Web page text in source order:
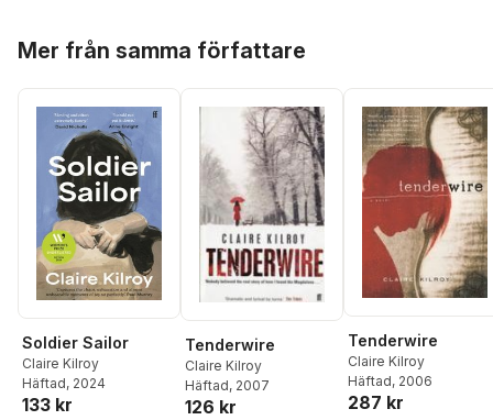
Mer från samma författare
Soldier Sailor
Claire Kilroy
Häftad, 2024
133 kr
Tenderwire
Claire Kilroy
Häftad, 2007
126 kr
Tenderwire
Claire Kilroy
Häftad, 2006
287 kr